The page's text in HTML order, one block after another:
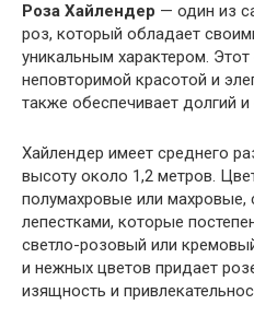
Роза Хайлендер — один из
роз, который обладает
уникальным характером.
неповторимой красотой и
также обеспечивает долгий
Хайлендер имеет среднего
высоту около 1,2 метров.
полумахровые или махровые,
лепестками, которые
светло-розовый или
и нежных цветов придает
изящность и